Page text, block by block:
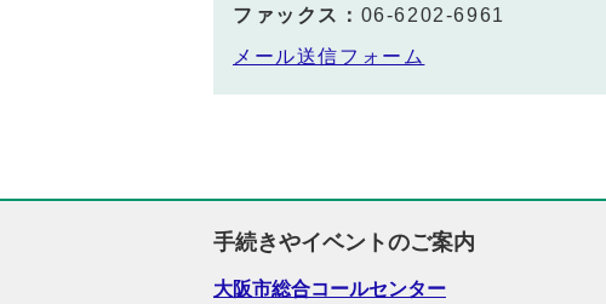
ファックス： 06-6202-6961
メール送信フォーム
手続きやイベントのご案内
大阪市総合コールセンター